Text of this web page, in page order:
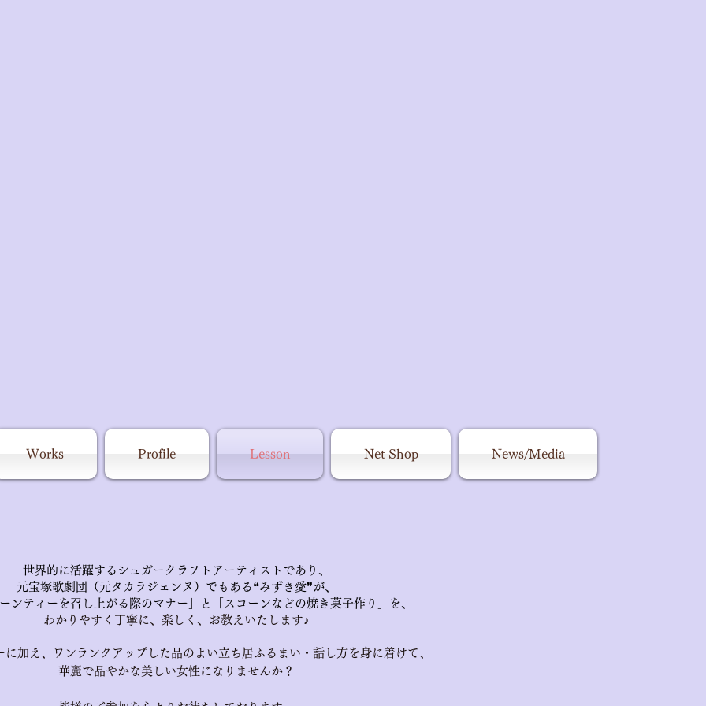
Works Profile Lesson Net Shop News/Media
世界的に活躍するシュガークラフトアーティスト​であり、
元宝塚歌劇団（元タカラジェンヌ）でもある❝みずき愛❞が、
ンティーを召し上がる際のマナー」と「スコーンなどの焼き菓子作り」を、
わかりやすく丁寧に、楽しく、お教えいたします♪
に加え、ワンランクアップした品のよい立ち居ふるまい・話し方を身に着けて、
華麗で品やかな美しい女性になりませんか？